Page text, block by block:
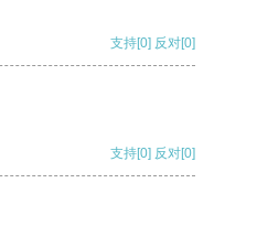
支持[0] 反对[0]
支持[0] 反对[0]